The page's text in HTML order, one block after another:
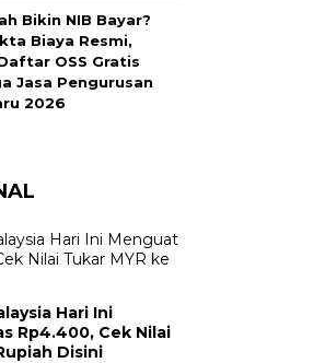
Bikin NIB Bayar?
Biaya Resmi,
OSS Gratis
Jasa Pengurusan
2026
Hari Ini
Rp4.400, Cek Nilai
Disini